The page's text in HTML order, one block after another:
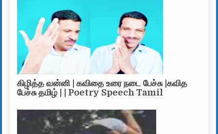
கிழித்த வன்னி | கவிதை உரை நடை பேச்சு |கவித
பேச்சு தமிழ் | | Poetry Speech Tamil